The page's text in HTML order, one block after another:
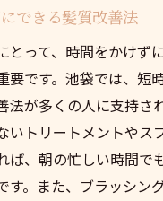
できる髪質改善法
とって、時間をかけず
要です。池袋では、短
法が多くの人に支持さ
いトリートメントやス
ば、朝の忙しい時間で
す。また、ブラッシン